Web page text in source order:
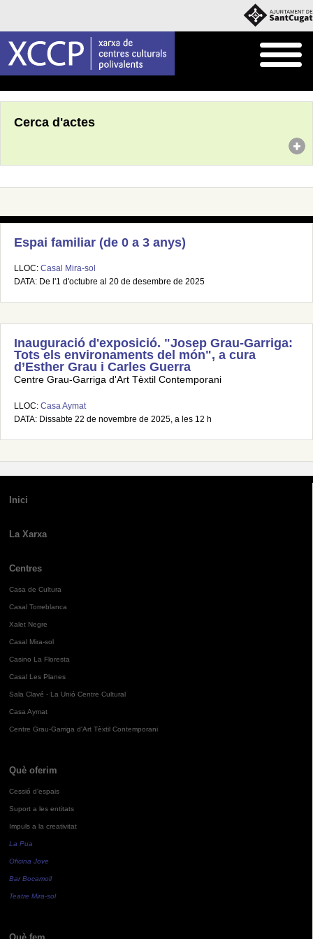
Cerca d'actes
Espai familiar (de 0 a 3 anys)
LLOC: Casal Mira-sol
DATA: De l'1 d'octubre al 20 de desembre de 2025
Inauguració d'exposició. "Josep Grau-Garriga:
Tots els environaments del món", a cura
d’Esther Grau i Carles Guerra
Centre Grau-Garriga d'Art Tèxtil Contemporani
LLOC: Casa Aymat
DATA: Dissabte 22 de novembre de 2025, a les 12 h
Inici
La Xarxa
Centres
Casa de Cultura
Casal Torreblanca
Xalet Negre
Casal Mira-sol
Casino La Floresta
Casal Les Planes
Sala Clavé - La Unió Centre Cultural
Casa Aymat
Centre Grau-Garriga d'Art Tèxtil Contemporani
Què oferim
Cessió d'espais
Suport a les entitats
Impuls a la creativitat
La Pua
Oficina Jove
Bar Bocamoll
Teatre Mira-sol